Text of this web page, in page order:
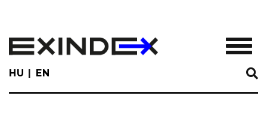
main
content
HU EN